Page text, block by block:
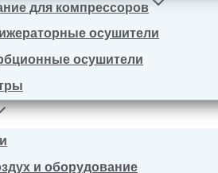
для компрессоров
осушители
осушители
и оборудование